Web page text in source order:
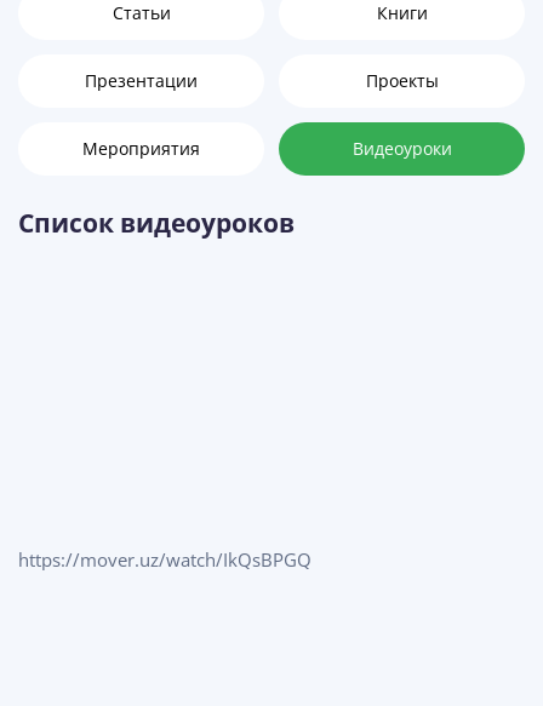
Статьи Книги
Презентации Проекты
Мероприятия Видеоуроки
Список видеоуроков
https://mover.uz/watch/IkQsBPGQ